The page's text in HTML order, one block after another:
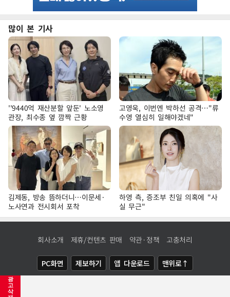
광
고
삭
많이 본 기사
''9440억 재산분할 앞둔' 노소영
관장, 최수종 옆 깜짝 근황
고영욱, 이번엔 박하선 공격…"류
수영 열심히 일해야겠네"
김제동, 방송 뜸하더니…이문세·
노사연과 전시회서 포착
하영 측, 증조부 친일 의혹에 "사
실 무근"
회사소개 제휴/컨텐츠 판매 약관·정책 고충처리
PC화면 제보하기 앱 다운로드 맨위로↑